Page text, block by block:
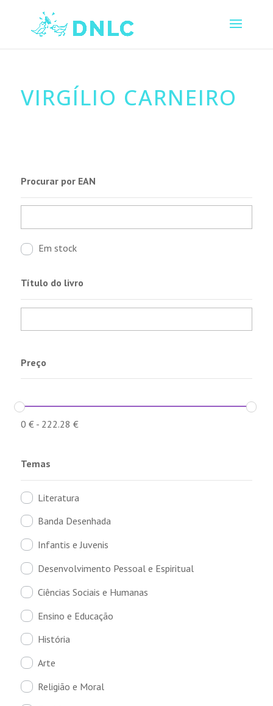
VIRGÍLIO CARNEIRO
Procurar por EAN
Em stock
Título do livro
Preço
0 €- 222.28 €
Temas
Literatura
Banda Desenhada
Infantis e Juvenis
Desenvolvimento Pessoal e Espiritual
Ciências Sociais e Humanas
Ensino e Educação
História
Arte
Religião e Moral